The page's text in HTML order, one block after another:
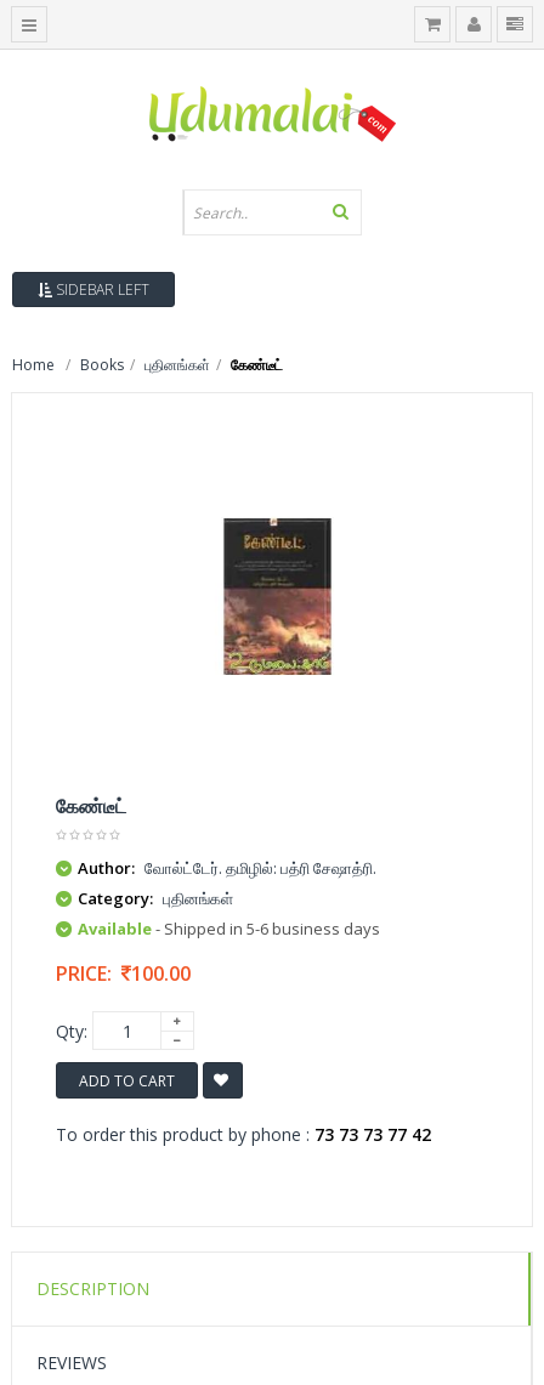
SIDEBAR LEFT
Home Books புதினங்கள் கேண்டீட்
கேண்டீட்
Author: வோல்ட்டேர். தமிழில்: பத்ரி சேஷாத்ரி.
Category: புதினங்கள்
Available- Shipped in 5-6 business days
PRICE: 100.00
Qty:
ADD TO CART
To order this product by phone : 73 73 73 77 42
DESCRIPTION
REVIEWS